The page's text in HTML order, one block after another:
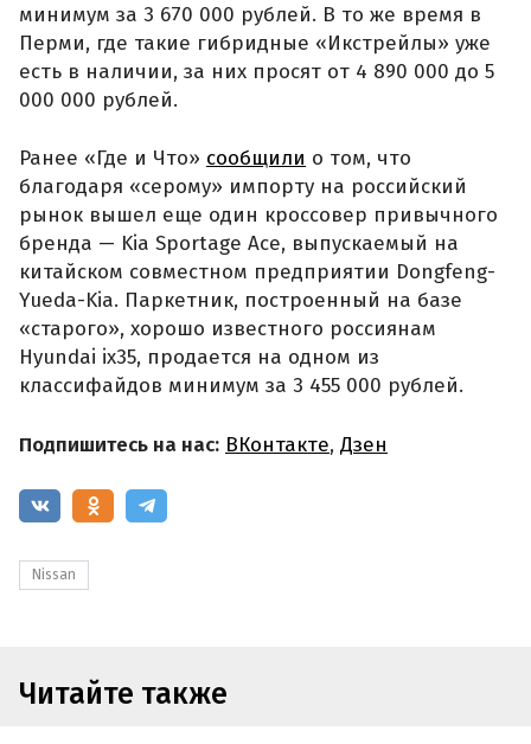
минимум за 3 670 000 рублей. В то же время в
Перми, где такие гибридные «Икстрейлы» уже
есть в наличии, за них просят от 4 890 000 до 5
000 000 рублей.
Ранее «Где и Что» сообщили о том, что
благодаря «серому» импорту на российский
рынок вышел еще один кроссовер привычного
бренда — Kia Sportage Ace, выпускаемый на
китайском совместном предприятии Dongfeng-
Yueda-Kia. Паркетник, построенный на базе
«старого», хорошо известного россиянам
Hyundai ix35, продается на одном из
классифайдов минимум за 3 455 000 рублей.
Подпишитесь на нас: ВКонтакте, Дзен
Nissan
Читайте также